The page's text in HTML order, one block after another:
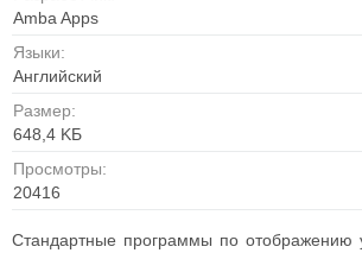
Amba Apps
Языки:
Английский
Размер:
648,4 KБ
Просмотры:
20416
Стандартные программы по отображению